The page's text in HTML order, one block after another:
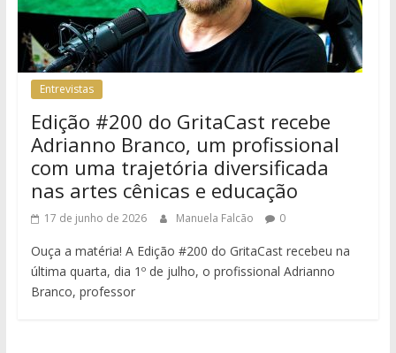
Entrevistas
Edição #200 do GritaCast recebe
Adrianno Branco, um profissional
com uma trajetória diversificada
nas artes cênicas e educação
17 de junho de 2026 Manuela Falcão 0
Ouça a matéria! A Edição #200 do GritaCast recebeu na
última quarta, dia 1º de julho, o profissional Adrianno
Branco, professor